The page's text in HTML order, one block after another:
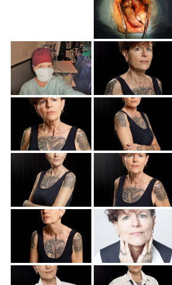
Photos
Vidéos
Mon compte
Panier
Paiement